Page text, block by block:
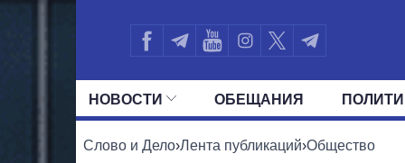
НОВОСТИ ОБЕЩАНИЯ
ВСЕ ПОЛИТИКИ ПРЕЗИДЕНТ И
Слово и Дело›Лента публикаций›Общество